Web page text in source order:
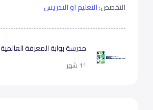
التخصص:التعليم او التدريس
مدرسة بوابة المعرفة العالمية
11 شهر